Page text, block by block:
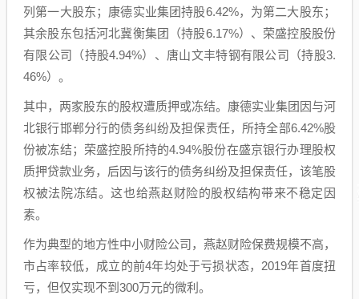
列第一大股东；康德实业集团持股6.42%，为第二大股东；
其余股东包括河北冀衡集团（持股6.17%）、荣盛控股股份
有限公司（持股4.94%）、唐山文丰特钢有限公司（持股3.
46%）。
其中，两家股东的股权遭质押或冻结。康德实业集团因与河
北银行邯郸分行的债务纠纷及担保责任，所持全部6.42%股
份被冻结；荣盛控股所持的4.94%股份在盛京银行办理股权
质押贷款业务，后因与该行的债务纠纷及担保责任，该笔股
权被法院冻结。这也给燕赵财险的股权结构带来不稳定因
素。
作为典型的地方性中小财险公司，燕赵财险保费规模不高，
市占率较低，成立的前4年均处于亏损状态，2019年首度扭
亏，但仅实现不到300万元的微利。